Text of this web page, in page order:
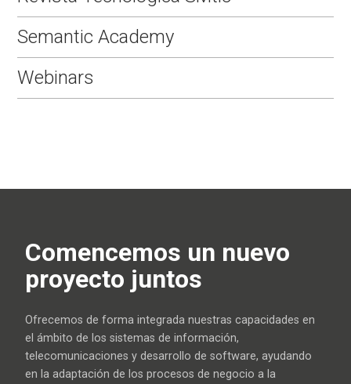
Semantic Academy
Webinars
Comencemos un nuevo
proyecto juntos
Ofrecemos de forma integrada nuestras capacidades en
el ámbito de los sistemas de información,
telecomunicaciones y desarrollo de software, ayudando
en la adaptación de los procesos de negocio a la